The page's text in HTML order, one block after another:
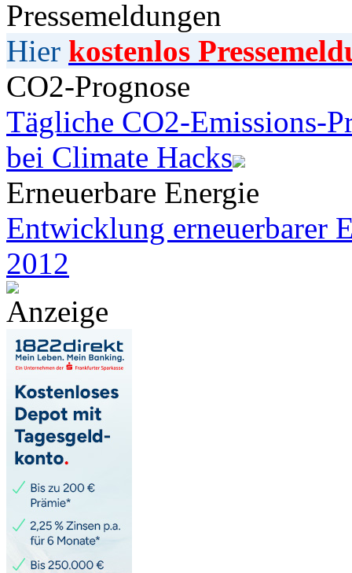
Pressemeldungen
Hier kostenlos
CO2-Prognose
Tägliche CO2-Emissions-
bei Climate Hacks
Erneuerbare Energie
Entwicklung erneuerbarer
2012
Anzeige